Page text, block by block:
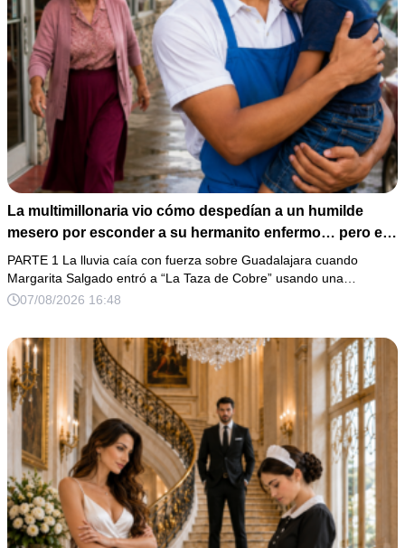
La multimillonaria vio cómo despedían a un humilde
mesero por esconder a su hermanito enfermo… pero el
verdadero escándalo estaba a punto de estallar.
PARTE 1 La lluvia caía con fuerza sobre Guadalajara cuando
Margarita Salgado entró a “La Taza de Cobre” usando una…
07/08/2026 16:48